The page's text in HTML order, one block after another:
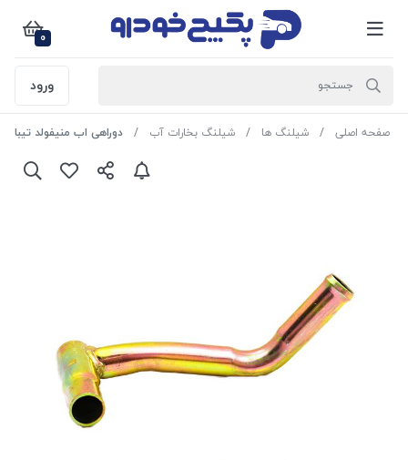
0
ورود
صفحه اصلی شیلنگ ها شیلنگ بخارات آب دوراهی اب منیفولد تیبا و پراید یورو 4